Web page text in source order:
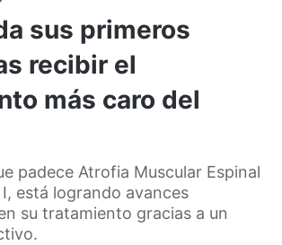
sus primeros
recibir el
más caro del
padece Atrofia Muscular Espinal
está logrando avances
su tratamiento gracias a un